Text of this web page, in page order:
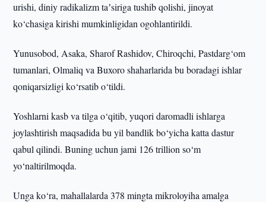
urishi, diniy radikalizm taʼsiriga tushib qolishi, jinoyat
ko‘chasiga kirishi mumkinligidan ogohlantirildi.
Yunusobod, Asaka, Sharof Rashidov, Chiroqchi, Pastdarg‘om
tumanlari, Olmaliq va Buxoro shaharlarida bu boradagi ishlar
qoniqarsizligi ko‘rsatib o‘tildi.
Yoshlarni kasb va tilga o‘qitib, yuqori daromadli ishlarga
joylashtirish maqsadida bu yil bandlik bo‘yicha katta dastur
qabul qilindi. Buning uchun jami 126 trillion so‘m
yo‘naltirilmoqda.
Unga ko‘ra, mahallalarda 378 mingta mikroloyiha amalga